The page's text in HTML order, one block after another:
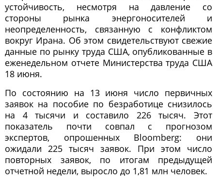
устойчивость, несмотря на давление со
стороны рынка энергоносителей и
неопределенность, связанную с конфликтом
вокруг Ирана. Об этом свидетельствуют свежие
данные по рынку труда США, опубликованные в
еженедельном отчете Министерства труда США
18 июня.
По состоянию на 13 июня число первичных
заявок на пособие по безработице снизилось
на 4 тысячи и составило 226 тысяч. Этот
показатель почти совпал с прогнозом
экспертов, опрошенных Bloomberg: они
ожидали 225 тысяч заявок. При этом число
повторных заявок, по итогам предыдущей
отчетной недели, выросло до 1,81 млн человек.